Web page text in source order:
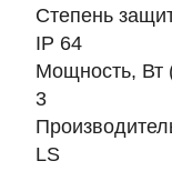
Степень
IP 64
Мощность, Вт
3
LS